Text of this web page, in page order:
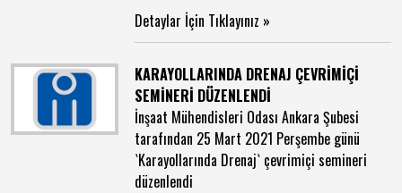
Detaylar İçin Tıklayınız »
KARAYOLLARINDA DRENAJ ÇEVRİMİÇİ
SEMİNERİ DÜZENLENDİ
İnşaat Mühendisleri Odası Ankara Şubesi
tarafından 25 Mart 2021 Perşembe günü
`Karayollarında Drenaj` çevrimiçi semineri
düzenlendi